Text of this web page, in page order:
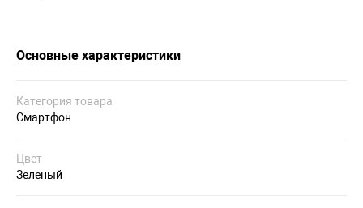
Основные характеристики
Категория товара
Смартфон
Цвет
Зеленый